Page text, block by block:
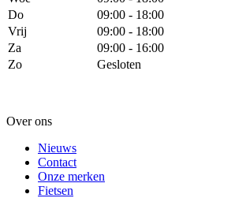
Do
09:00 - 18:00
Vrij
09:00 - 18:00
Za
09:00 - 16:00
Zo
Gesloten
Over ons
Nieuws
Contact
Onze merken
Fietsen